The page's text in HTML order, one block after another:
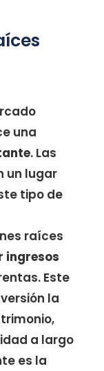
una
. Las
un lugar
tipo de
raíces
ingresos
Este
la
a largo
es la